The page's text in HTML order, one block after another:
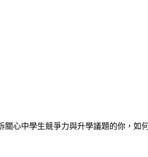
關心中學生競爭力與升學議題的你，如